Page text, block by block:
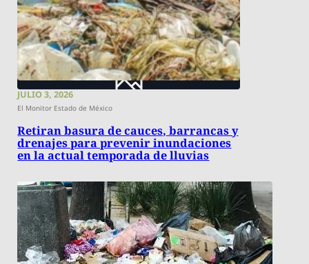
JULIO 3, 2026
El Monitor Estado de México
Retiran basura de cauces, barrancas y
drenajes para prevenir inundaciones
en la actual temporada de lluvias